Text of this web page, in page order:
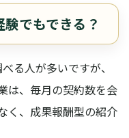
でもできる？
る人が多いですが、
は、毎月の契約数を会
く、成果報酬型の紹介